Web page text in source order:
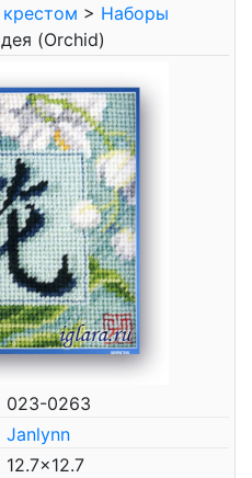
> Наборы
(Orchid)
023-0263
Janlynn
12.7x12.7